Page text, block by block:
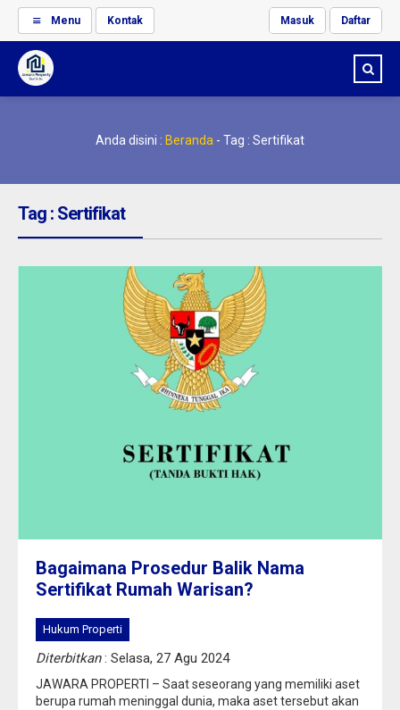
Menu Kontak Masuk Daftar
Anda disini : Beranda - Tag : Sertifikat
Tag : Sertifikat
Bagaimana Prosedur Balik Nama
Sertifikat Rumah Warisan?
Hukum Properti
Diterbitkan: Selasa, 27 Agu 2024
JAWARA PROPERTI – Saat seseorang yang memiliki aset
berupa rumah meninggal dunia, maka aset tersebut akan